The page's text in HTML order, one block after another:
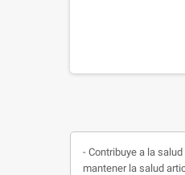
- Contribuye a la
mantener la salud